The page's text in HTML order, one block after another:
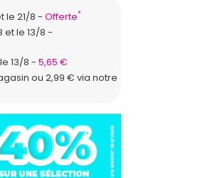
le 21/8 Offerte*
et le 13/8
13/8
5,65 €
ou 2,99 € via notre